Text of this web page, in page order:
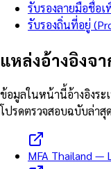
รับรองลายมือชื่อ
รับรองถิ่นที่อยู่
แหล่งอ้างอิงจ
ข้อมูลในหน้านี้อ้างอิงระ
โปรดตรวจสอบฉบับล่าสุ
MFA Thailand —